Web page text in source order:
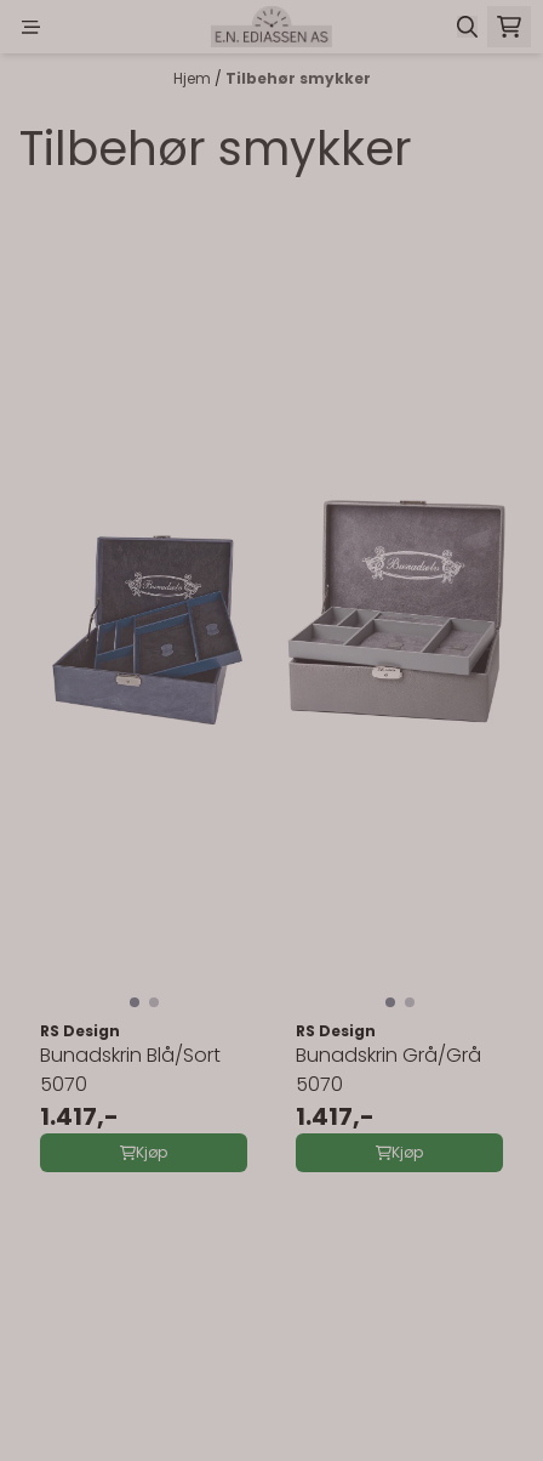
Hopp til innhold
Hjem / Tilbehør smykker
Tilbehør smykker
RS Design
Bunadskrin Blå/Sort
5070
1.417,-
Kjøp
RS Design
Bunadskrin Grå/Grå
5070
1.417,-
Kjøp